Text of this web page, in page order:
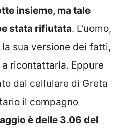
insieme, ma tale
stata rifiutata. L’uomo,
sua versione dei fatti,
ricontattarla. Eppure
dal cellulare di Greta
il compagno
è delle 3.06 del